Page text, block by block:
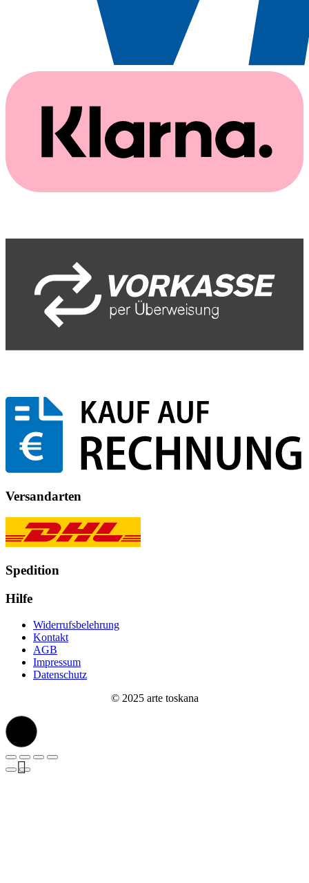
Versandarten
Spedition
Hilfe
Widerrufsbelehrung
Kontakt
AGB
Impressum
Datenschutz
© 2025 arte toskana